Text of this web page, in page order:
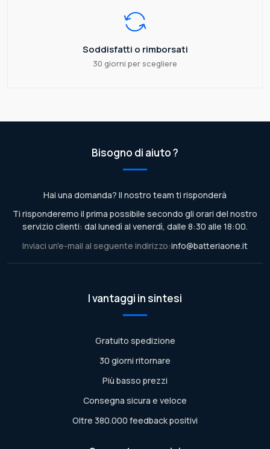
Soddisfatti o rimborsati
30 giorni per scegliere
Bisogno di aiuto ?
Hai una domanda? Il nostro team ti risponderà
Ti risponderemo il prima possibile secondo gli orari del nostro
servizio clienti: dal lunedì al venerdì, dalle 8:30 alle 18:00.
Inviaci un'e-mail al seguente indirizzo:info@batteriaone.it
I vantaggi in sintesi
Gratuito spedizione
30 giorni ritornare
Più basso prezzi
Consegna sicura e veloce
Oltre 380.000 feedback positivi